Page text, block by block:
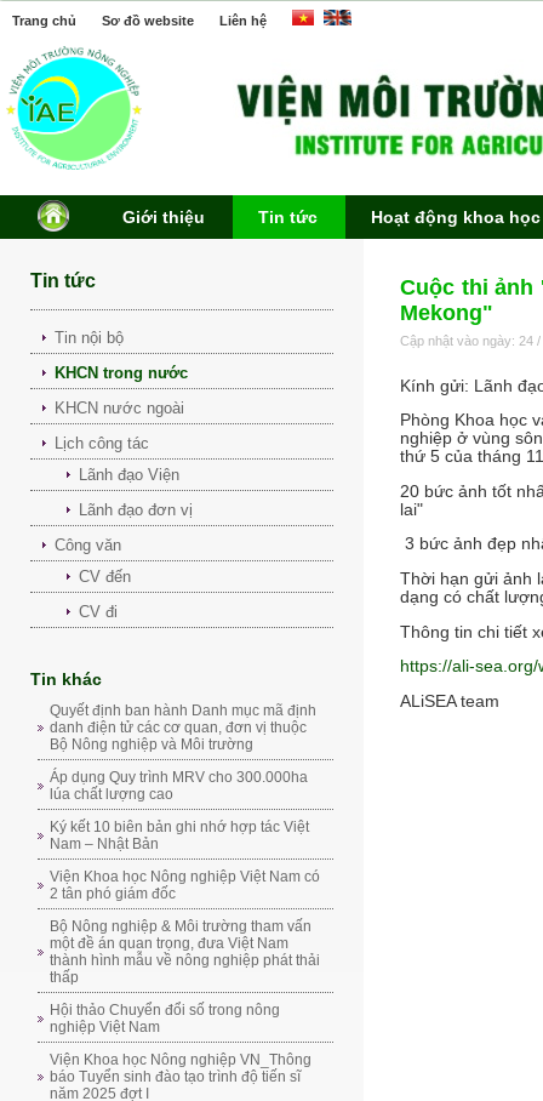
Trang chủ Sơ đồ website Liên hệ
Giới thiệu Tin tức Hoạt động khoa học
Tin tức
Tin nội bộ
KHCN trong nước
KHCN nước ngoài
Lịch công tác
Lãnh đạo Viện
Lãnh đạo đơn vị
Công văn
CV đến
CV đi
Tin khác
Quyết định ban hành Danh mục mã định
danh điện tử các cơ quan, đơn vị thuộc
Bộ Nông nghiệp và Môi trường
Áp dụng Quy trình MRV cho 300.000ha
lúa chất lượng cao
Ký kết 10 biên bản ghi nhớ hợp tác Việt
Nam – Nhật Bản
Viện Khoa học Nông nghiệp Việt Nam có
2 tân phó giám đốc
Bộ Nông nghiệp & Môi trường tham vấn
một đề án quan trọng, đưa Việt Nam
thành hình mẫu về nông nghiệp phát thải
thấp
Hội thảo Chuyển đổi số trong nông
nghiệp Việt Nam
Viện Khoa học Nông nghiệp VN_Thông
báo Tuyển sinh đào tạo trình độ tiến sĩ
năm 2025 đợt I
Cuộc thi ảnh
Mekong"
Cập nhật vào ngày: 24
Kính gửi: Lãnh
Phòng Khoa học
nghiệp ở vùng
thứ 5 của tháng
20 bức ảnh tốt
lai"
3 bức ảnh đẹp
Thời hạn gửi ảnh
dạng có chất
Thông tin chi tiết
https://ali-
ALiSEA team